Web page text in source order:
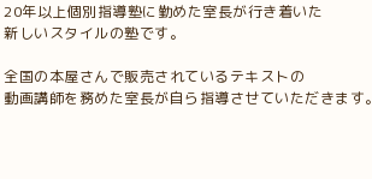
20年以上個別指導塾に勤めた室長が行き着いた
新しいスタイルの塾です。
全国の本屋さんで販売されているテキストの
動画講師を務めた室長が自ら指導させていただきます。